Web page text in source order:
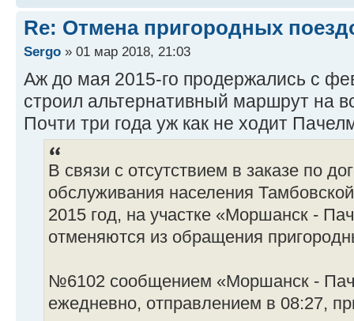
Re: Отмена пригородных
Sergo » 01 мар 2018, 21:03
Аж до мая 2015-го продержались с
строил альтернативный маршрут на
Почти три года уж как не ходит
В связи с отсутствием в заказе по
обслуживания населения
2015 год, на участке «Моршанск -
отменяются из обращения
№6102 сообщением «Моршанск -
ежедневно, отправлением в 08:27,